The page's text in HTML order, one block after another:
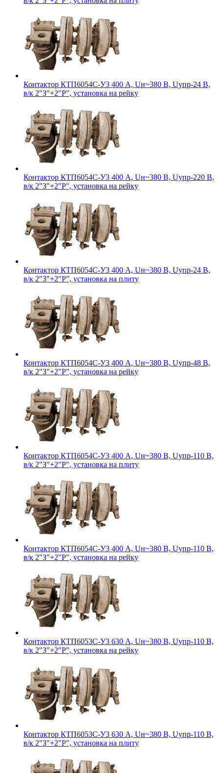
Контактор КТП6054С-У3 400 А, Uн~380 В, Uупр-24 В,
в/к 2"З"+2"Р", установка на рейку
Контактор КТП6054С-У3 400 А, Uн~380 В, Uупр-220 В,
в/к 2"З"+2"Р", установка на рейку
Контактор КТП6054С-У3 400 А, Uн~380 В, Uупр-24 В,
в/к 2"З"+2"Р", установка на плиту
Контактор КТП6054С-У3 400 А, Uн~380 В, Uупр-48 В,
в/к 2"З"+2"Р", установка на рейку
Контактор КТП6054С-У3 400 А, Uн~380 В, Uупр-110 В,
в/к 2"З"+2"Р", установка на плиту
Контактор КТП6054С-У3 400 А, Uн~380 В, Uупр-110 В,
в/к 2"З"+2"Р", установка на рейку
Контактор КТП6053С-У3 630 А, Uн~380 В, Uупр-110 В,
в/к 2"З"+2"Р", установка на рейку
Контактор КТП6053С-У3 630 А, Uн~380 В, Uупр-110 В,
в/к 2"З"+2"Р", установка на плиту